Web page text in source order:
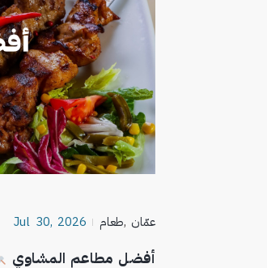
Jul 30, 2026 طعام, عمّان
أفضل مطاعم المشاوي